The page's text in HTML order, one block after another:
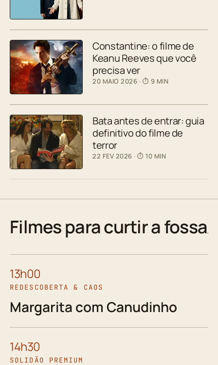
Constantine: o filme de
Keanu Reeves que você
precisa ver
20 MAIO 2026 · ⏱ 9 MIN
Bata antes de entrar: guia
definitivo do filme de
terror
22 FEV 2026 · ⏱ 10 MIN
Filmes para curtir a fossa
13h00
REDESCOBERTA & CAOS
Margarita com Canudinho
14h30
SOLIDÃO PREMIUM